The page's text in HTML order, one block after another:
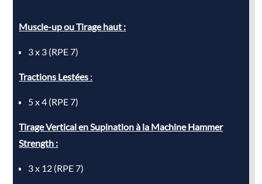
Muscle-up ou Tirage haut :
3 x 3 (RPE 7)
Tractions Lestées :
5 x 4 (RPE 7)
Tirage Vertical en Supination à la Machine Hammer
Strength :
3 x 12 (RPE 7)